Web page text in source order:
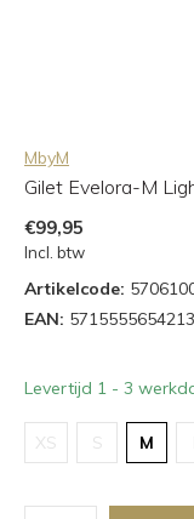
MbyM
Gilet Evelora-M
€99,95
Incl. btw
Artikelcode:
EAN: 5715555654213
Levertijd 1 - 3
XS S M